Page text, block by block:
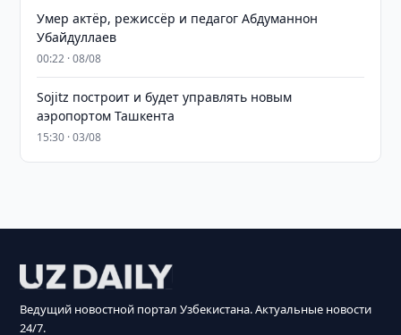
Умер актёр, режиссёр и педагог Абдуманнон
Убайдуллаев
00:22 · 08/08
Sojitz построит и будет управлять новым
аэропортом Ташкента
15:30 · 03/08
Ведущий новостной портал Узбекистана. Актуальные новости
24/7.